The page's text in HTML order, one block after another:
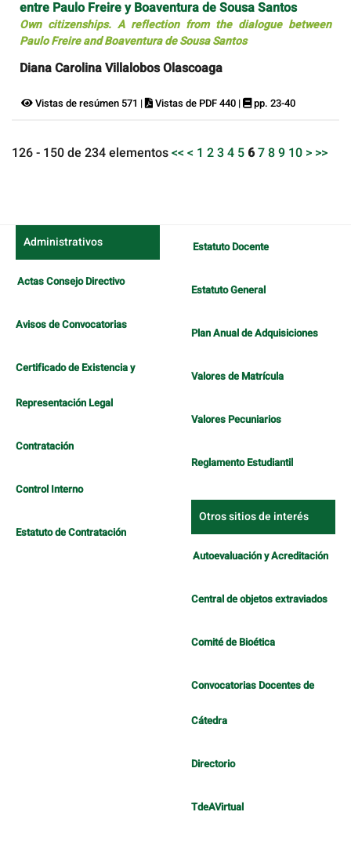
entre Paulo Freire y Boaventura de Sousa Santos
Own citizenships. A reflection from the dialogue between
Paulo Freire and Boaventura de Sousa Santos
Diana Carolina Villalobos Olascoaga
Vistas de resúmen 571 | Vistas de PDF 440 | pp. 23-40
126 - 150 de 234 elementos<< < 1 234 5 6789 10 > >>
Administrativos
Actas Consejo Directivo
Avisos de Convocatorias
Certificado de Existencia y
Representación Legal
Contratación
Control Interno
Estatuto de Contratación
Estatuto Docente
Estatuto General
Plan Anual de Adquisiciones
Valores de Matrícula
Valores Pecuniarios
Reglamento Estudiantil
Otros sitios de interés
Autoevaluación y Acreditación
Central de objetos extraviados
Comité de Bioética
Convocatorias Docentes de
Cátedra
Directorio
TdeAVirtual